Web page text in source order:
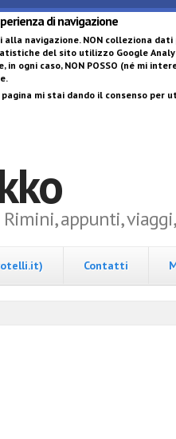
di navigazione
alla navigazione.NON colleziona
del sito utilizzo Google
in ogni caso, NON POSSO (né mi
.
mi stai dando il consenso per
appunti,
Contatti